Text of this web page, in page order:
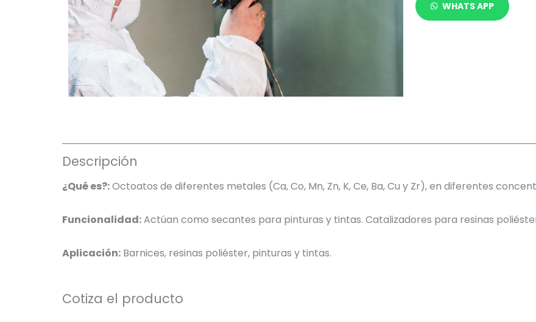
WHATS APP
Descripción
¿Qué es?:Octoatos de diferentes metales (Ca, Co, Mn, Zn, K, Ce, Ba, Cu y Zr), en diferentes
Funcionalidad:Actúan como secantes para pinturas y tintas. Catalizadores para resinas
Aplicación: Barnices, resinas poliéster, pinturas y tintas.
Cotiza el producto